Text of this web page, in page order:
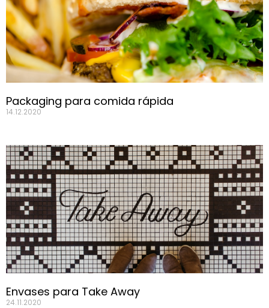
Packaging para comida rápida
14.12.2020
Envases para Take Away
24.11.2020